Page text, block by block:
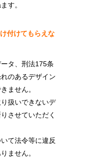
す。
付けてもらえな
タ、刑法175条
のあるデザイン
ません。
扱いできないデ
させていただく
て法令等に違反
ません。